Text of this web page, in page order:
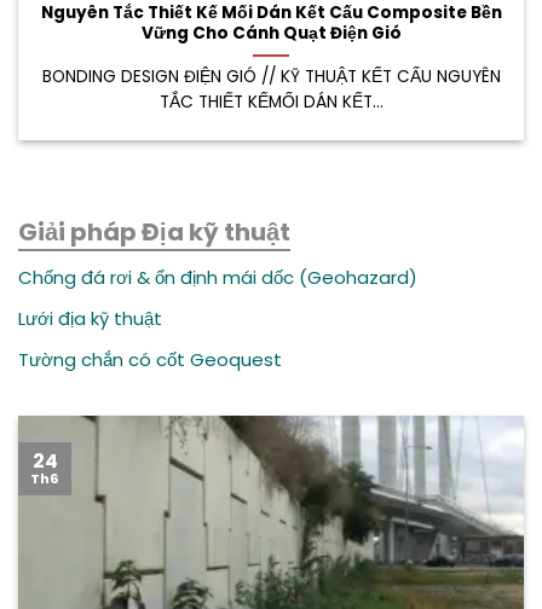
Nguyên Tắc Thiết Kế Mối Dán Kết Cấu Composite Bền
Vững Cho Cánh Quạt Điện Gió
BONDING DESIGN ĐIỆN GIÓ // KỸ THUẬT KẾT CẤU NGUYÊN
TẮC THIẾT KẾMỐI DÁN KẾT...
Giải pháp Địa kỹ thuật
Chống đá rơi & ổn định mái dốc (Geohazard)
Lưới địa kỹ thuật
Tường chắn có cốt Geoquest
24
Th6